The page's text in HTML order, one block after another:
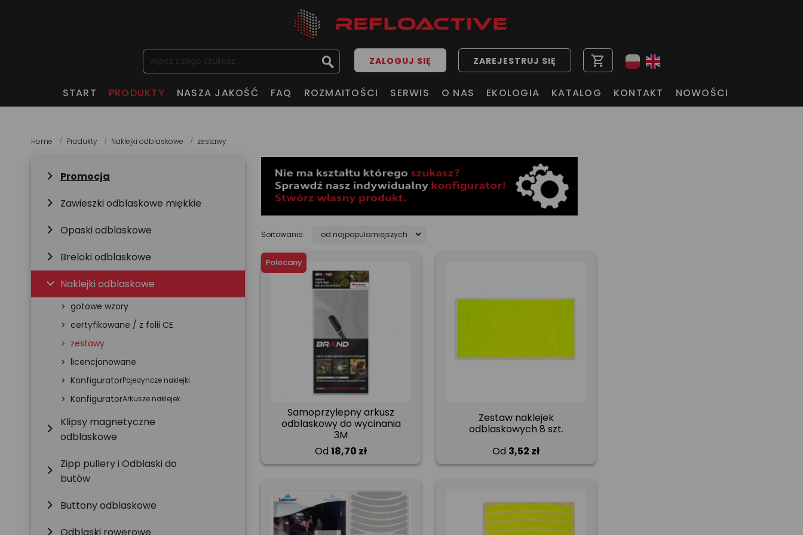
ZALOGUJ SIĘ ZAREJESTRUJ SIĘ shopping_cart
START PRODUKTY NASZA JAKOŚĆ FAQ ROZMAITOŚCI SERWIS O NAS EKOLOGIA KATALOG KONTAKT NOWOŚCI
Home Produkty Naklejki odblaskowe zestawy
chevron_right Promocja
chevron_right Zawieszki odblaskowe miękkie
chevron_right Opaski odblaskowe
chevron_right Breloki odblaskowe
chevron_right Naklejki odblaskowe
chevron_right gotowe wzory
chevron_right certyfikowane / z folii CE
chevron_right zestawy
chevron_right licencjonowane
chevron_right KonfiguratorPojedyncze naklejki
chevron_right
KonfiguratorArkusze naklejek
chevron_right
Klipsy magnetyczne
odblaskowe
chevron_right
Zipp pullery i Odblaski do
butów
chevron_right Buttony odblaskowe
Sortowanie:
Polecany
Samoprzylepny arkusz
odblaskowy do wycinania
3M
Od 18,70 zł
Zestaw naklejek
odblaskowych 8 szt.
Od 3,52 zł